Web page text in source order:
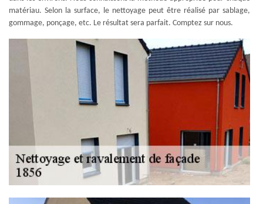
matériau. Selon la surface, le nettoyage peut être réalisé par sablage,
gommage, ponçage, etc. Le résultat sera parfait. Comptez sur nous.